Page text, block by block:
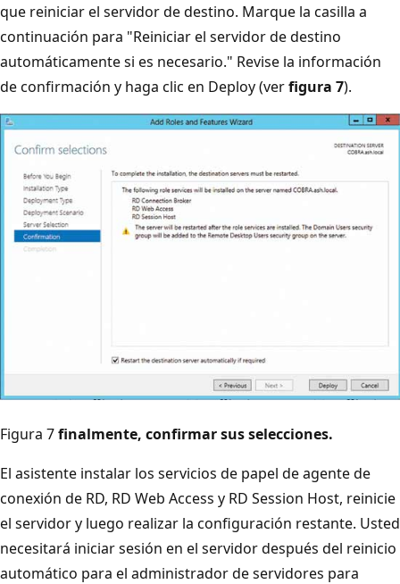
que reiniciar el servidor de destino. Marque la casilla a
continuación para "Reiniciar el servidor de destino
automáticamente si es necesario." Revise la información
de confirmación y haga clic en Deploy (verfigura 7).
Figura 7finalmente, confirmar sus selecciones.
El asistente instalar los servicios de papel de agente de
conexión de RD, RD Web Access y RD Session Host, reinicie
el servidor y luego realizar la configuración restante. Usted
necesitará iniciar sesión en el servidor después del reinicio
automático para el administrador de servidores para